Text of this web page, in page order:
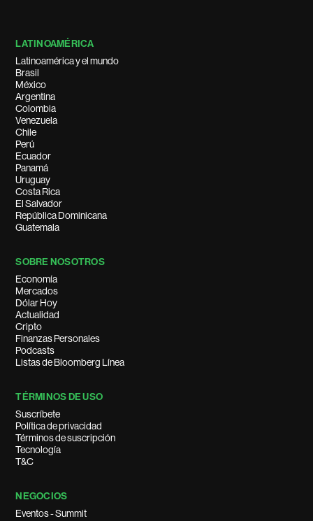
LATINOAMÉRICA
Latinoamérica y el mundo
Brasil
México
Argentina
Colombia
Venezuela
Chile
Perú
Ecuador
Panamá
Uruguay
Costa Rica
El Salvador
República Dominicana
Guatemala
SOBRE NOSOTROS
Economía
Mercados
Dólar Hoy
Actualidad
Cripto
Finanzas Personales
Podcasts
Listas de Bloomberg Línea
TÉRMINOS DE USO
Suscríbete
Política de privacidad
Términos de suscripción
Tecnología
T&C
NEGOCIOS
Eventos - Summit